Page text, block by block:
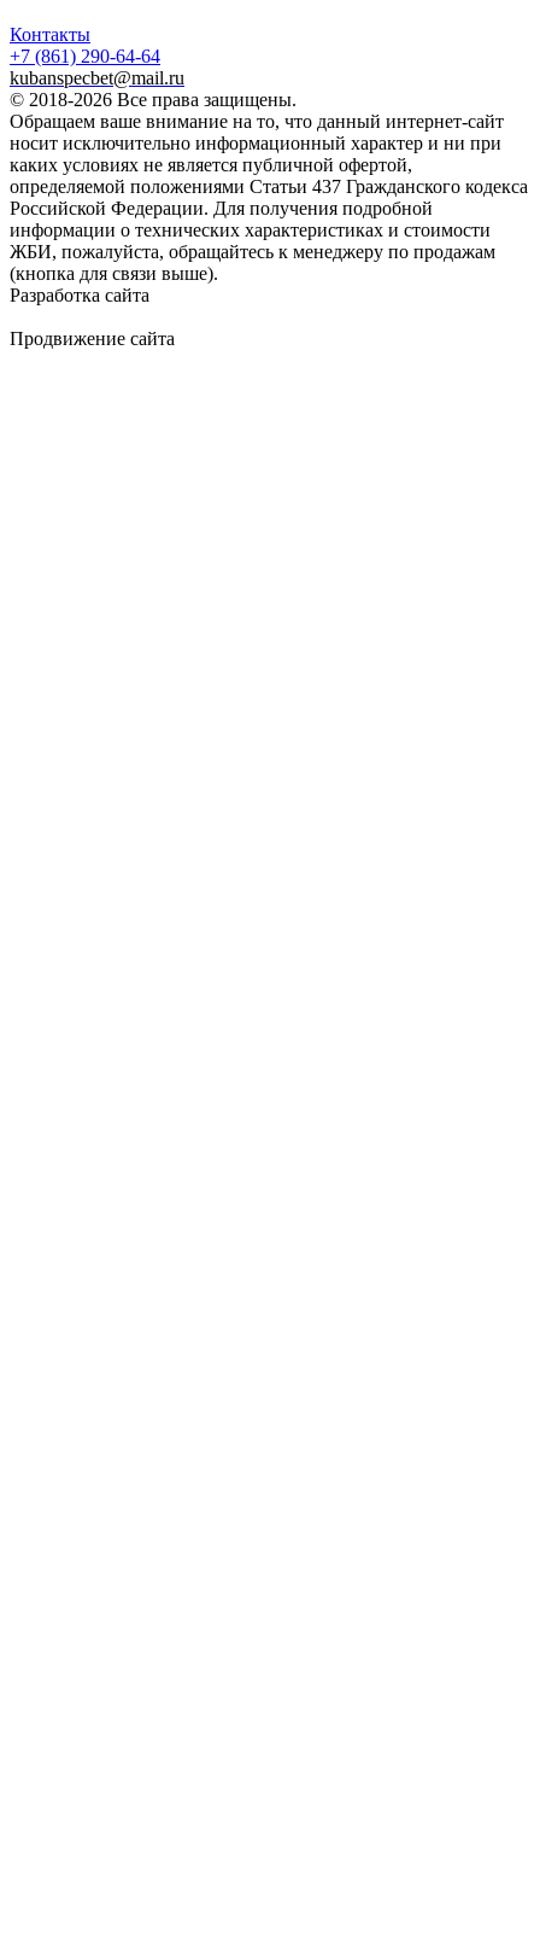
Контакты
+7 (861) 290-64-64
kubanspecbet@mail.ru
© 2018-2026 Все права защищены.
Обращаем ваше внимание на то, что данный интернет-сайт
носит исключительно информационный характер и ни при
каких условиях не является публичной офертой,
определяемой положениями Статьи 437 Гражданского кодекса
Российской Федерации. Для получения подробной
информации о технических характеристиках и стоимости
ЖБИ, пожалуйста, обращайтесь к менеджеру по продажам
(кнопка для связи выше).
Разработка сайта
Продвижение сайта